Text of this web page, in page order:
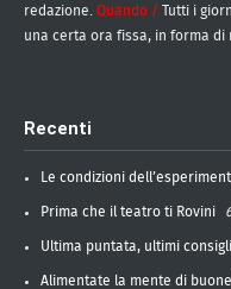
redazione. Quando /
Tutti i
una certa ora fissa, in forma di
Recenti
Le condizioni
Prima che il teatro ti Rovini
Ultima puntata, ultimi consigli
Alimentate la mente di